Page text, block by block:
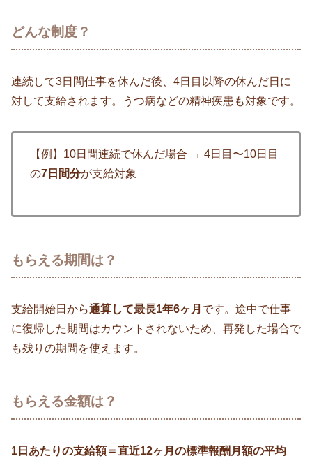
どんな制度？
連続して3日間仕事を休んだ後、4日目以降の休んだ日に
対して支給されます。うつ病などの精神疾患も対象です。
【例】10日間連続で休んだ場合 → 4日目〜10日目
の7日間分が支給対象
もらえる期間は？
支給開始日から通算して最長1年6ヶ月 です。途中で仕事
に復帰した期間はカウントされないため、再発した場合で
も残りの期間を使えます。
もらえる金額は？
1日あたりの支給額＝直近12ヶ月の標準報酬月額の平均